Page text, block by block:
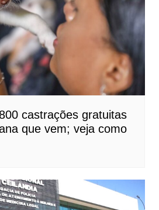
castrações gratuitas
que vem; veja como